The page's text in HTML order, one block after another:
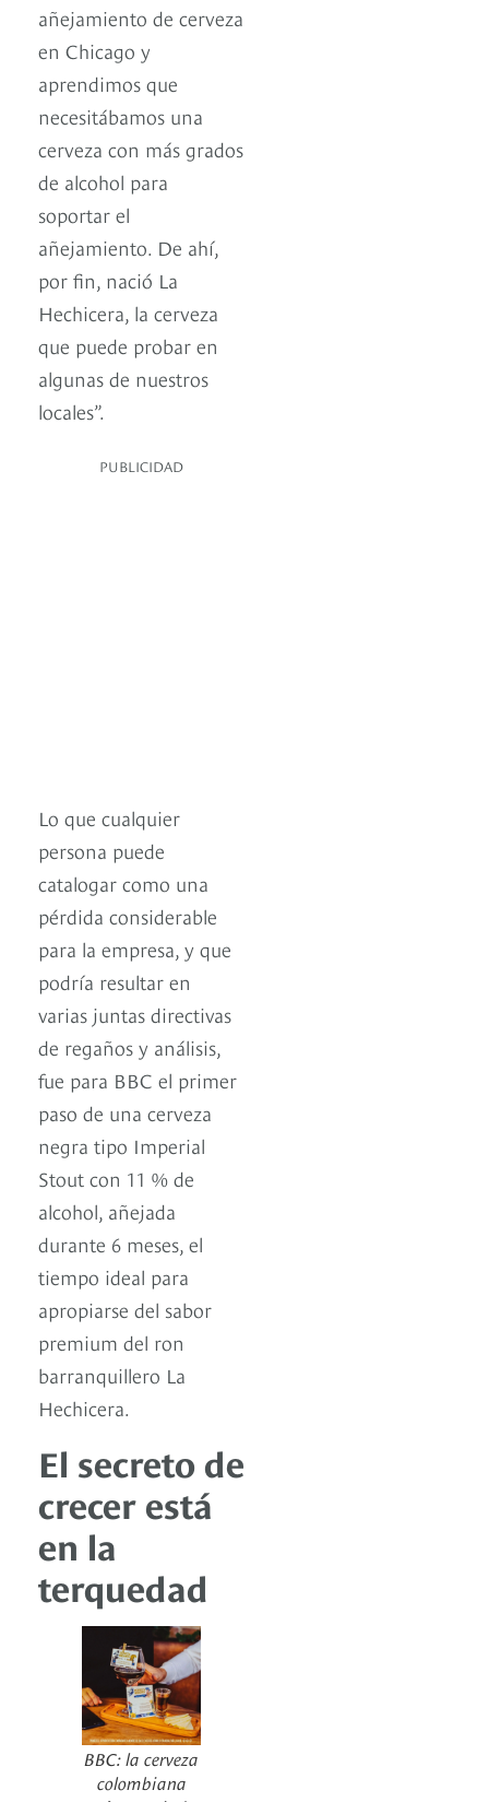
añejamiento de cerveza
en Chicago y
aprendimos que
necesitábamos una
cerveza con más grados
de alcohol para
soportar el
añejamiento. De ahí,
por fin, nació La
Hechicera, la cerveza
que puede probar en
algunas de nuestros
locales”.
PUBLICIDAD
Lo que cualquier
persona puede
catalogar como una
pérdida considerable
para la empresa, y que
podría resultar en
varias juntas directivas
de regaños y análisis,
fue para BBC el primer
paso de una cerveza
negra tipo Imperial
Stout con 11 % de
alcohol, añejada
durante 6 meses, el
tiempo ideal para
apropiarse del sabor
premium del ron
barranquillero La
Hechicera.
El secreto de
crecer está
en la
terquedad
BBC: la cerveza
colombiana